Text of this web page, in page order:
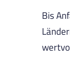
Bis